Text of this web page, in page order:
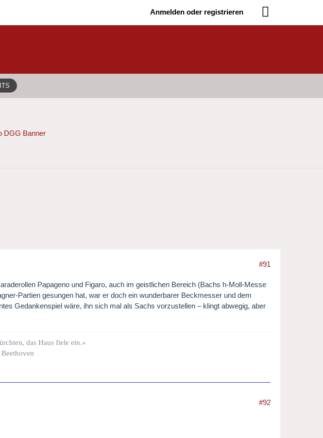
Anmelden oder registrieren
#91
Papageno und Figaro, auch im geistlichen Bereich (Bachs h-Moll-Messe
Partien gesungen hat, war er doch ein wunderbarer Beckmesser und dem
Gedankenspiel wäre, ihn sich mal als Sachs vorzustellen – klingt abwegig, aber
das Haus fiele ein.«
#92